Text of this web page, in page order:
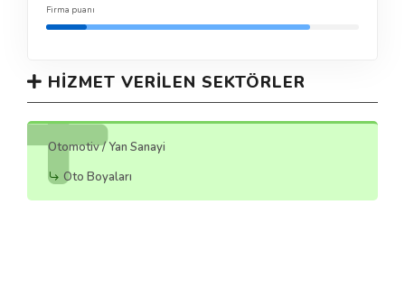
Firma puanı
HIZMET VERILEN SEKTÖRLER
Otomotiv / Yan Sanayi
Oto Boyaları